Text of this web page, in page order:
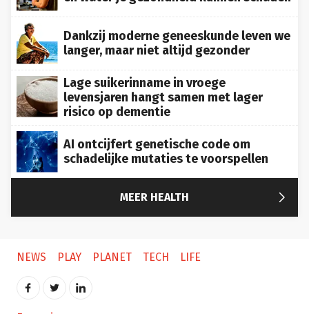
Dankzij moderne geneeskunde leven we
langer, maar niet altijd gezonder
Lage suikerinname in vroege
levensjaren hangt samen met lager
risico op dementie
AI ontcijfert genetische code om
schadelijke mutaties te voorspellen
MEER HEALTH 
NEWS PLAY PLANET TECH LIFE